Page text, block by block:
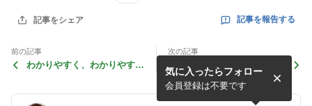
記事をシェア 記事を報告する
前の記事
わかりやすく、わかりやす
次の記事
犬にはあま～い♪
気に入ったらフォロー
会員登録は不要です